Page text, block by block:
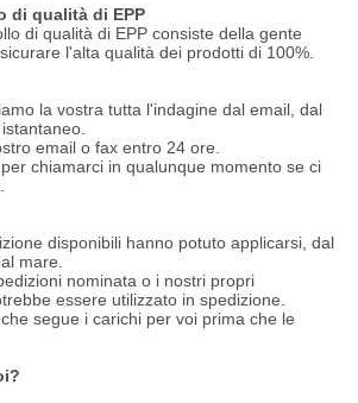
di qualità di EPP
di qualità di EPP consiste della gente
l'alta qualità dei prodotti di 100%.
la vostra tutta l'indagine dal email, dal
email o fax entro 24 ore.
chiamarci in qualunque momento se ci
disponibili hanno potuto applicarsi, dal
mare.
nominata o i nostri propri
essere utilizzato in spedizione.
segue i carichi per voi prima che le